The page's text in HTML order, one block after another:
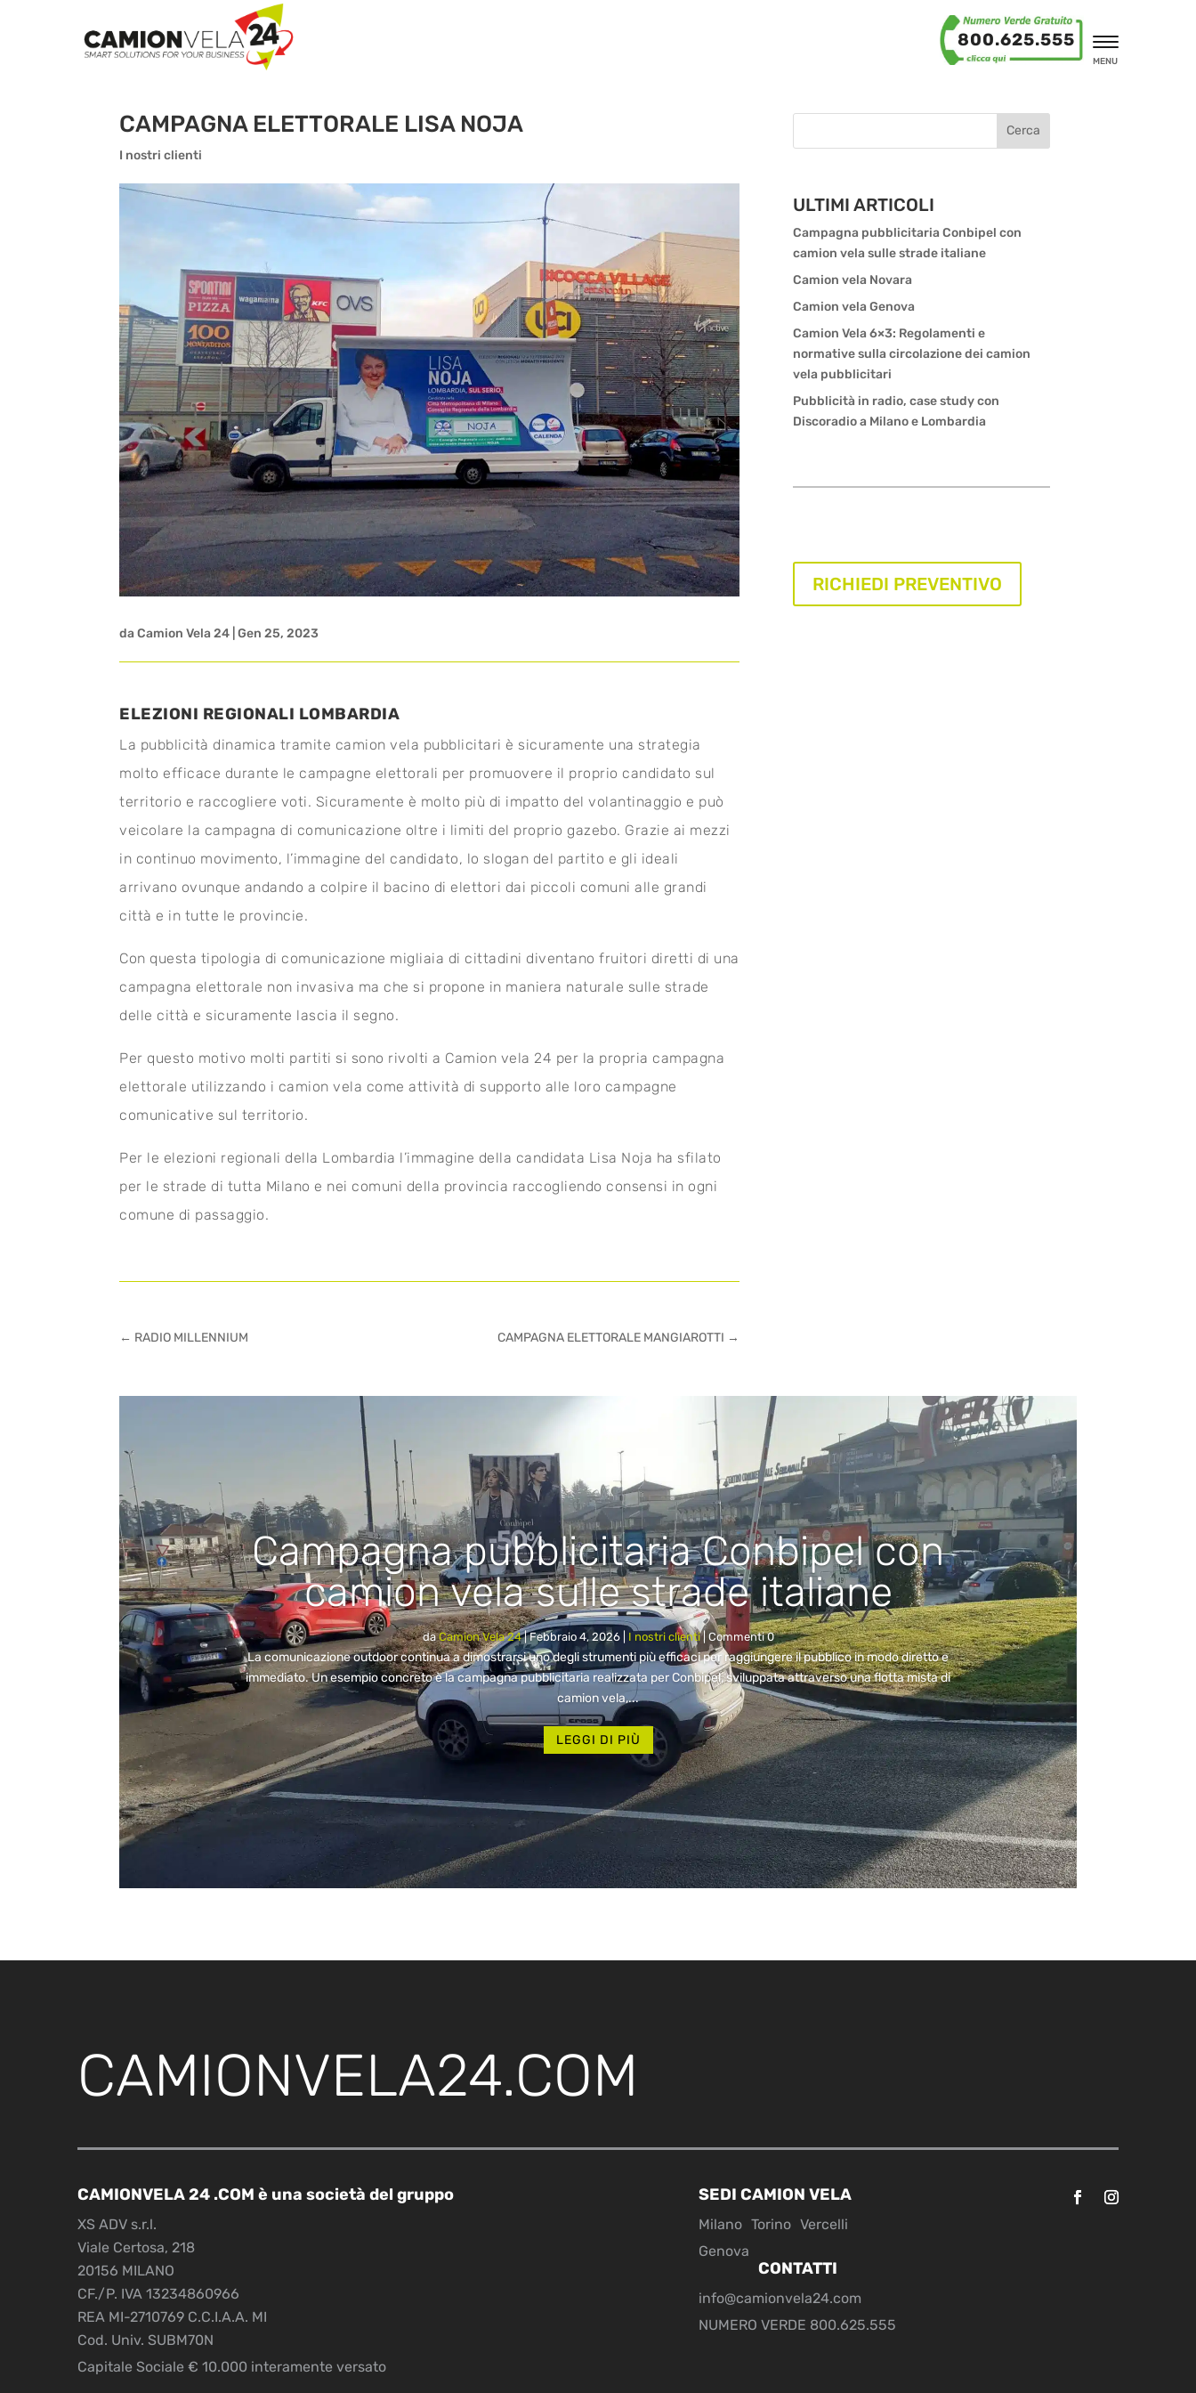
800.625.555
MENU
CAMPAGNA ELETTORALE LISA NOJA
I nostri clienti
daCamion Vela 24 |Gen 25, 2023
ELEZIONI REGIONALI LOMBARDIA
La pubblicità dinamica tramite camion vela pubblicitari è sicuramente una strategia
molto efficace durante le campagne elettorali per promuovere il proprio candidato sul
territorio e raccogliere voti. Sicuramente è molto più di impatto del volantinaggio e può
veicolare la campagna di comunicazione oltre i limiti del proprio gazebo. Grazie ai mezzi
in continuo movimento, l’immagine del candidato, lo slogan del partito e gli ideali
arrivano ovunque andando a colpire il bacino di elettori dai piccoli comuni alle grandi
città e in tutte le provincie.
Con questa tipologia di comunicazione migliaia di cittadini diventano fruitori diretti di una
campagna elettorale non invasiva ma che si propone in maniera naturale sulle strade
delle città e sicuramente lascia il segno.
Per questo motivo molti partiti si sono rivolti a Camion vela 24 per la propria campagna
elettorale utilizzando i camion vela come attività di supporto alle loro campagne
comunicative sul territorio.
Per le elezioni regionali della Lombardia l’immagine della candidata Lisa Noja ha sfilato
per le strade di tutta Milano e nei comuni della provincia raccogliendo consensi in ogni
comune di passaggio.
← RADIO MILLENNIUM CAMPAGNA ELETTORALE MANGIAROTTI →
Cerca
ULTIMI ARTICOLI
Campagna pubblicitaria Conbipel con
camion vela sulle strade italiane
Camion vela Novara
Camion vela Genova
Camion Vela 6×3: Regolamenti e
normative sulla circolazione dei camion
vela pubblicitari
Pubblicità in radio, case study con
Discoradio a Milano e Lombardia
RICHIEDI PREVENTIVO
Campagna pubblicitaria Conbipel con
camion vela sulle strade italiane
daCamion Vela 24|Febbraio 4, 2026| I nostri clienti| Commenti 0
La comunicazione outdoor continua a dimostrarsi uno degli strumenti più efficaci per raggiungere il pubblico in modo diretto e
immediato. Un esempio concreto è la campagna pubblicitaria realizzata per Conbipel, sviluppata attraverso una flotta mista di
camion vela,...
LEGGI DI PIÙ
CAMIONVELA24.COM
CAMIONVELA 24 .COM è una società del gruppo
XS ADV s.r.l.
Viale Certosa, 218
20156 MILANO
CF./P. IVA 13234860966
REA MI-2710769 C.C.I.A.A. MI
Cod. Univ. SUBM70N
Capitale Sociale € 10.000 interamente versato
SEDI CAMION VELA
Milano Torino Vercelli
Genova
CONTATTI
info@camionvela24.com
NUMERO VERDE 800.625.555